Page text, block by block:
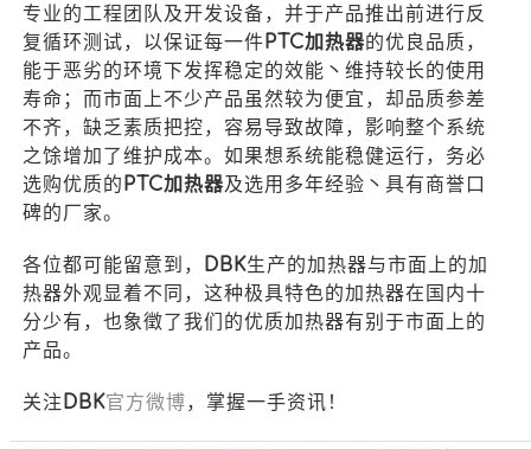
专业的工程团队及开发设备，并于产品推出前进行反
复循环测试，以保证每一件PTC加热器的优良品质，
能于恶劣的环境下发挥稳定的效能丶维持较长的使用
寿命；而市面上不少产品虽然较为便宜，却品质参差
不齐，缺乏素质把控，容易导致故障，影响整个系统
之馀增加了维护成本。如果想系统能稳健运行，务必
选购优质的PTC加热器及选用多年经验丶具有商誉口
碑的厂家。
各位都可能留意到， DBK生产的加热器与市面上的加
热器外观显着不同，这种极具特色的加热器在国内十
分少有，也象徵了我们的优质加热器有别于市面上的
产品。
关注DBK官方微博，掌握一手资讯！